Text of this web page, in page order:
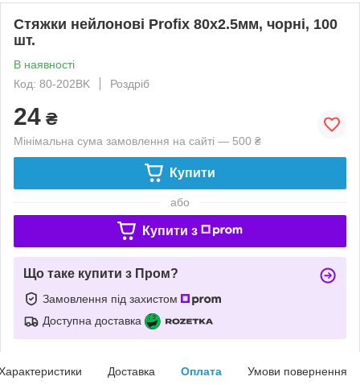
Стяжки нейлонові Profix 80х2.5мм, чорні, 100
шт.
В наявності
Код: 80-202BK
Роздріб
24 ₴
Мінімальна сума замовлення на сайті — 500 ₴
Купити
або
Купити з
Що таке купити з Пром?
Замовлення під захистом
Доступна доставка
Доставка Оплата Умови повернення